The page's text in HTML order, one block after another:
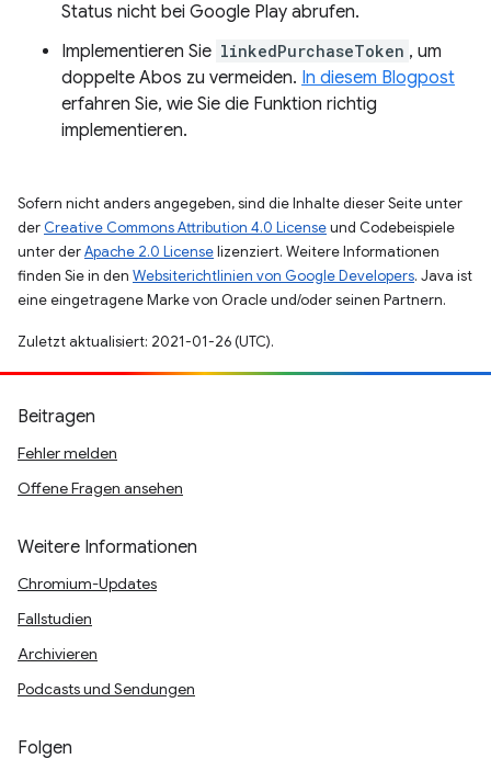
Status nicht bei Google Play abrufen.
Implementieren Sie linkedPurchaseToken , um
doppelte Abos zu vermeiden. In diesem Blogpost
erfahren Sie, wie Sie die Funktion richtig
implementieren.
Sofern nicht anders angegeben, sind die Inhalte dieser Seite unter
der Creative Commons Attribution 4.0 Licenseund Codebeispiele
unter derApache 2.0 Licenselizenziert. Weitere Informationen
finden Sie in den Websiterichtlinien von Google Developers. Java ist
eine eingetragene Marke von Oracle und/oder seinen Partnern.
Zuletzt aktualisiert: 2021-01-26 (UTC).
Beitragen
Fehler melden
Offene Fragen ansehen
Weitere Informationen
Chromium-Updates
Fallstudien
Archivieren
Podcasts und Sendungen
Folgen